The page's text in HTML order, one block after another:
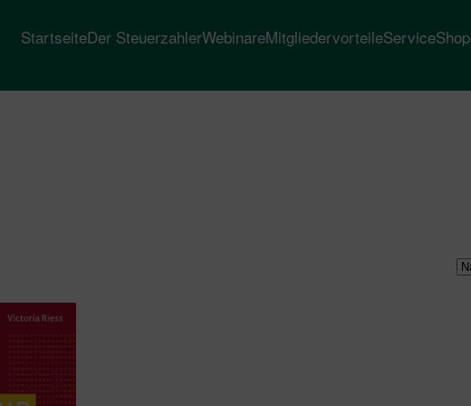
StartseiteDer SteuerzahlerWebinareMitgliedervorteileServiceShop